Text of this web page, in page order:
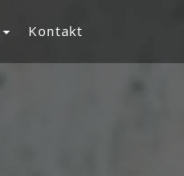
Kontakt